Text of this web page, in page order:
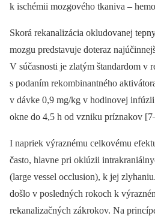
k ischémii mozgového tkaniva –⁠
Skorá rekanalizácia okludovanej
mozgu predstavuje doteraz
V súčasnosti je zlatým štandardom v
s podaním rekombinantného
v dávke 0,9 mg/kg v hodinovej
okne do 4,5 h od vzniku príznakov
I napriek výraznému celkovému
často, hlavne pri oklúzii
(large vessel occlusion), k jej
došlo v posledných rokoch k
rekanalizačných zákrokov. Na